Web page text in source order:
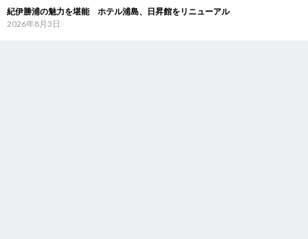
紀伊勝浦の魅力を堪能 ホテル浦島、日昇館をリニューアル
2026年8月3日